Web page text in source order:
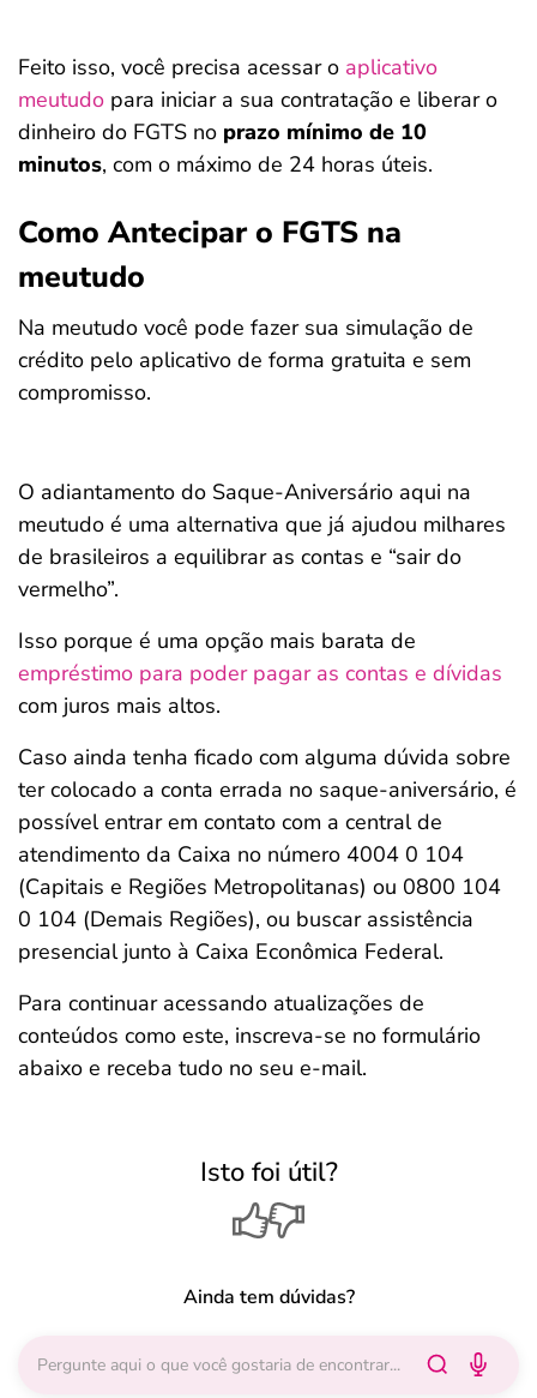
Feito isso, você precisa acessar o aplicativo
meutudo para iniciar a sua contratação e liberar o
dinheiro do FGTS no prazo mínimo de 10
minutos, com o máximo de 24 horas úteis.
Como Antecipar o FGTS na
meutudo
Na meutudo você pode fazer sua simulação de
crédito pelo aplicativo de forma gratuita e sem
compromisso.
O adiantamento do Saque-Aniversário aqui na
meutudo é uma alternativa que já ajudou milhares
de brasileiros a equilibrar as contas e “sair do
vermelho”.
Isso porque é uma opção mais barata de
empréstimo para poder pagar as contas e dívidas
com juros mais altos.
Caso ainda tenha ficado com alguma dúvida sobre
ter colocado a conta errada no saque-aniversário, é
possível entrar em contato com a central de
atendimento da Caixa no número 4004 0 104
(Capitais e Regiões Metropolitanas) ou 0800 104
0 104 (Demais Regiões), ou buscar assistência
presencial junto à Caixa Econômica Federal.
Para continuar acessando atualizações de
conteúdos como este, inscreva-se no formulário
abaixo e receba tudo no seu e-mail.
Isto foi útil?
Ainda tem dúvidas?